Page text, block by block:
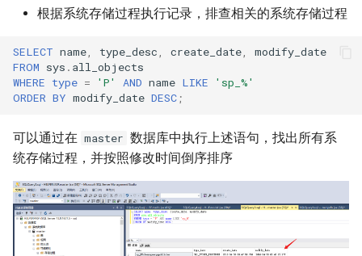
根据系统存储过程执行记录，排查相关的系统存储过程
SELECT name, type_desc, create_date,
modify_date
FROM sys . all_objects
WHERE type = 'P' AND name LIKE
'sp_%'
ORDER BY modify_date DESC;
可以通过在 master 数据库中执行上述语句，找出所有系
统存储过程，并按照修改时间倒序排序